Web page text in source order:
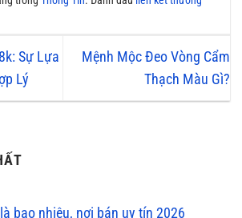
Sự Lựa
Lý
Mệnh Mộc Đeo Vòng Cẩm
Thạch Màu Gì?
bao nhiêu, nơi bán uy tín 2026